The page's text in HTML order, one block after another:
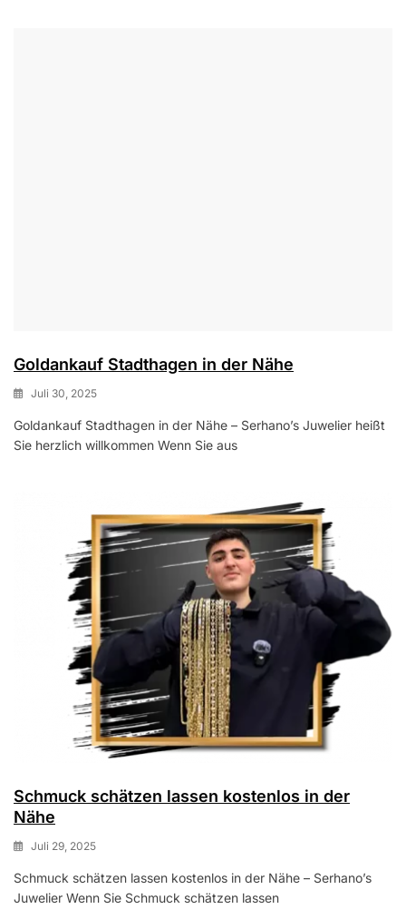
Goldankauf Stadthagen in der Nähe
Juli 30, 2025
Goldankauf Stadthagen in der Nähe – Serhano’s Juwelier heißt
Sie herzlich willkommen Wenn Sie aus
Schmuck schätzen lassen kostenlos in der
Nähe
Juli 29, 2025
Schmuck schätzen lassen kostenlos in der Nähe – Serhano’s
Juwelier Wenn Sie Schmuck schätzen lassen